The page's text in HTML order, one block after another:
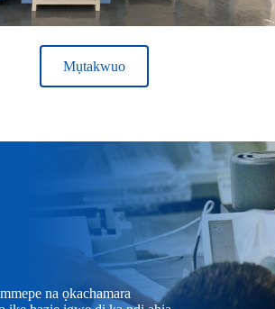
Mụtakwuo
na ọkachamara